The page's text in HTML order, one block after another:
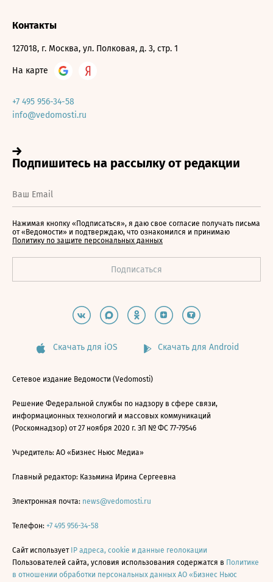
Контакты
127018, г. Москва, ул. Полковая, д. 3, стр. 1
На карте
+7 495 956-34-58
info@vedomosti.ru
Нажимая кнопку «Подписаться», я даю свое согласие получать письма
от «Ведомости» и подтверждаю, что ознакомился и принимаю
Политику по защите персональных данных
Скачать для iOS Скачать для Android
Сетевое издание Ведомости (Vedomosti)
Решение Федеральной службы по надзору в сфере связи,
информационных технологий и массовых коммуникаций
(Роскомнадзор) от 27 ноября 2020 г. ЭЛ № ФС 77-79546
Учредитель: АО «Бизнес Ньюс Медиа»
Главный редактор: Казьмина Ирина Сергеевна
Электронная почта: news@vedomosti.ru
Телефон: +7 495 956-34-58
Сайт использует IP адреса, cookie и данные геолокации
Пользователей сайта, условия использования содержатся в Политике
в отношении обработки персональных данных АО «Бизнес Ньюс